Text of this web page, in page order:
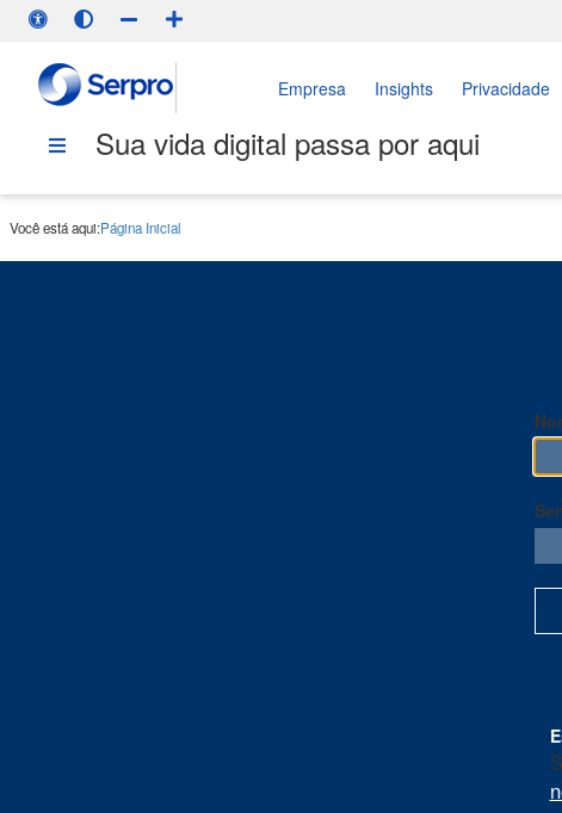
Empresa Insights Privacidade
Sua vida digital passa por aqui
Você está aqui:Página Inicial